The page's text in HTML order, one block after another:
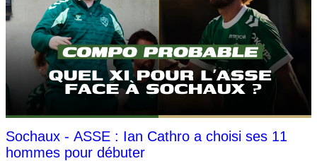
Sochaux - ASSE : Ian Cathro a choisi ses 11
hommes pour débuter